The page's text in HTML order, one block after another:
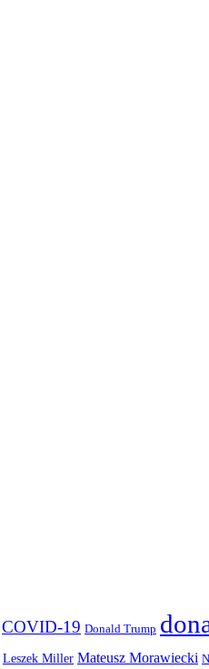
COVID-19 Donald Trump
Leszek Miller Mateusz Morawiecki